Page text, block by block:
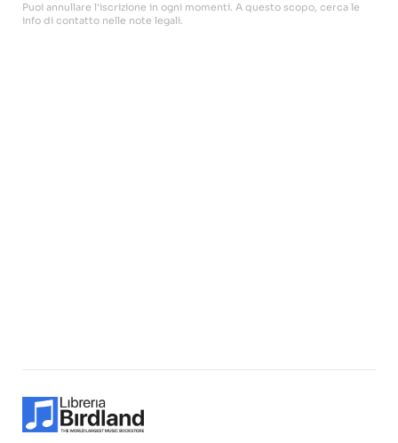
Puoi annullare l'iscrizione in ogni momenti. A questo scopo, cerca le
info di contatto nelle note legali.